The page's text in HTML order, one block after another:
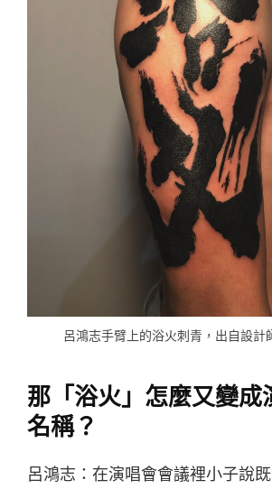
呂鴻志手臂上的浴火刺青，出自設計
那「浴火」怎麼又變成
名稱？
呂鴻志：在演唱會會議裡小子說